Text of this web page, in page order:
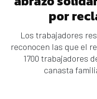
por
Los trabajadores
reconocen las que el
1700 trabajadores
canasta